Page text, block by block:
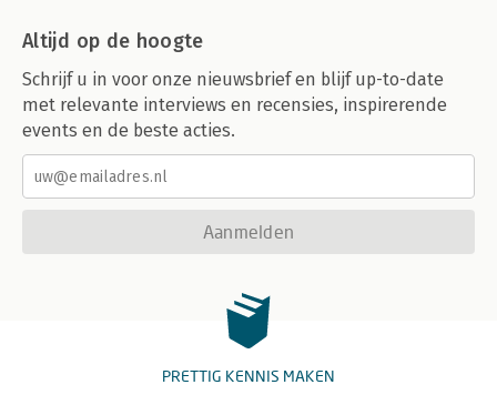
Altijd op de hoogte
Schrijf u in voor onze nieuwsbrief en blijf up-to-date
met relevante interviews en recensies, inspirerende
events en de beste acties.
Aanmelden
PRETTIG KENNIS MAKEN